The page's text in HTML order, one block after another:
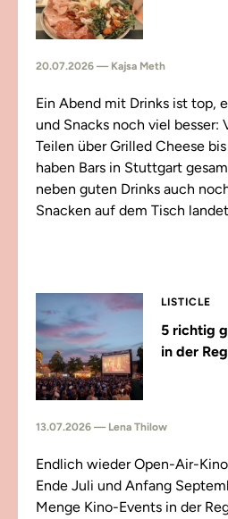
20.07.2026 — Kajsa Meth
Ein Abend mit Drinks ist top,
und Snacks noch viel besser:
Teilen über Grilled Cheese
haben Bars in Stuttgart
neben guten Drinks auch
Snacken auf dem Tisch
LISTICLE
5 richtig
in der
13.07.2026 — Lena Thilow
Endlich wieder Open-Air-
Ende Juli und Anfang
Menge Kino-Events in der